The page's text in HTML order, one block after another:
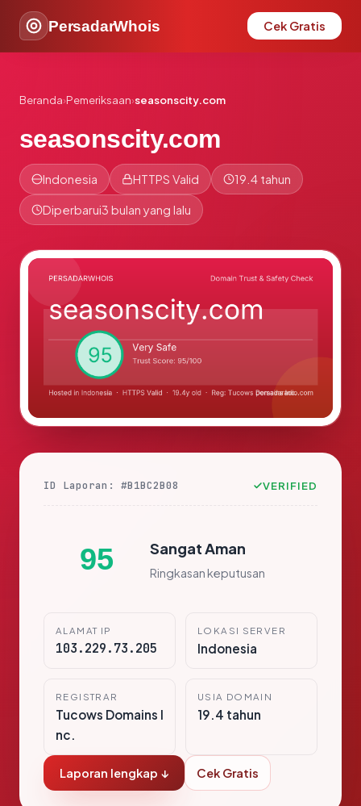
PersadarWhois Cek Gratis
Beranda›Pemeriksaan›seasonscity.com
seasonscity.com
Indonesia HTTPS Valid 19.4 tahun
Diperbarui3 bulan yang lalu
ID Laporan: #B1BC2B08 VERIFIED
95 Sangat Aman
Ringkasan keputusan
ALAMAT IP
103.229.73.205
LOKASI SERVER
Indonesia
REGISTRAR
Tucows Domains I
nc.
USIA DOMAIN
19.4 tahun
Laporan lengkap ↓ Cek Gratis